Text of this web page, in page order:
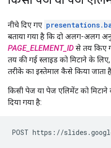
नीचे दिए गए
बताया गया है कि दो अलग-अलग
PAGE_ELEMENT_ID से तय किए
तय की गई स्लाइड को मिटाने के लिए,
तरीके का इस्तेमाल कैसे किया जाता
किसी पेज या पेज एलिमेंट को मिटाने
दिया गया है:
POST https://